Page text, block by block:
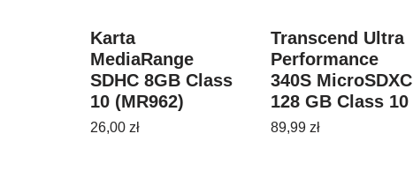
Karta
MediaRange
SDHC 8GB Class
10 (MR962)
26,00 zł
Transcend Ultra
Performance
340S MicroSDXC
128 GB Class 10
UHS-I/U3 A2 V30
89,99 zł